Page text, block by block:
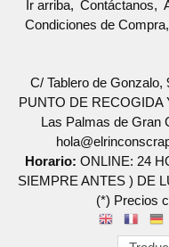
Ir arriba Contáctanos
Condiciones de Compra
C/ Tablero de
PUNTO DE RECOGIDA
Las Palmas de Gran
Horario: ONLINE: 24
SIEMPRE ANTES ) DE
(*) Precios